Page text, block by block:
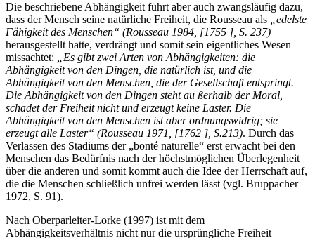
Die beschriebene Abhängigkeit führt aber auch zwangsläufig dazu,
dass der Mensch seine natürliche Freiheit, die Rousseau als
„edelste
Fähigkeit des Menschen“ (Rousseau 1984, [1755 ], S. 237)
herausgestellt hatte, verdrängt und somit sein eigentliches Wesen
missachtet:
„Es gibt zwei Arten von Abhängigkeiten: die
Abhängigkeit von den Dingen, die natürlich ist, und die
Abhängigkeit von den Menschen, die der Gesellschaft entspringt.
Die Abhängigkeit von den Dingen steht au ßerhalb der Moral,
schadet der Freiheit nicht und erzeugt keine Laster. Die
Abhängigkeit von den Menschen ist aber ordnungswidrig; sie
erzeugt alle Laster“ (Rousseau 1971, [1762 ], S.213). Durch das
Verlassen des Stadiums der „bonté naturelle“ erst erwacht bei den
Menschen das Bedürfnis nach der höchstmöglichen Überlegenheit
über die anderen und somit kommt auch die Idee der Herrschaft auf,
die die Menschen schließlich unfrei werden lässt (vgl. Bruppacher
1972, S. 91).
Nach Oberparleiter-Lorke (1997) ist mit dem
Abhängigkeitsverhältnis nicht nur die ursprüngliche Freiheit